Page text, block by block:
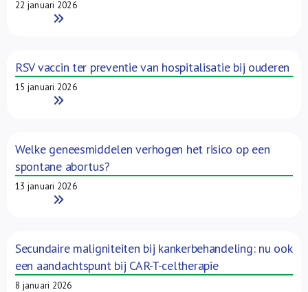
22 januari 2026
Read More
RSV vaccin ter preventie van hospitalisatie bij ouderen
15 januari 2026
Read More
Welke geneesmiddelen verhogen het risico op een
spontane abortus?
13 januari 2026
Read More
Secundaire maligniteiten bij kankerbehandeling: nu ook
een aandachtspunt bij CAR-T-celtherapie
8 januari 2026